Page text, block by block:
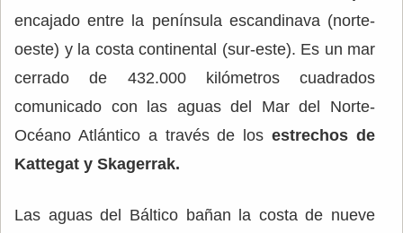
encajado entre la península escandinava (norte-
oeste) y la costa continental (sur-este). Es un mar
cerrado de 432.000 kilómetros cuadrados
comunicado con las aguas del Mar del Norte-
Océano Atlántico a través de losestrechos de
Kattegat y Skagerrak.
Las aguas del Báltico bañan la costa de nueve